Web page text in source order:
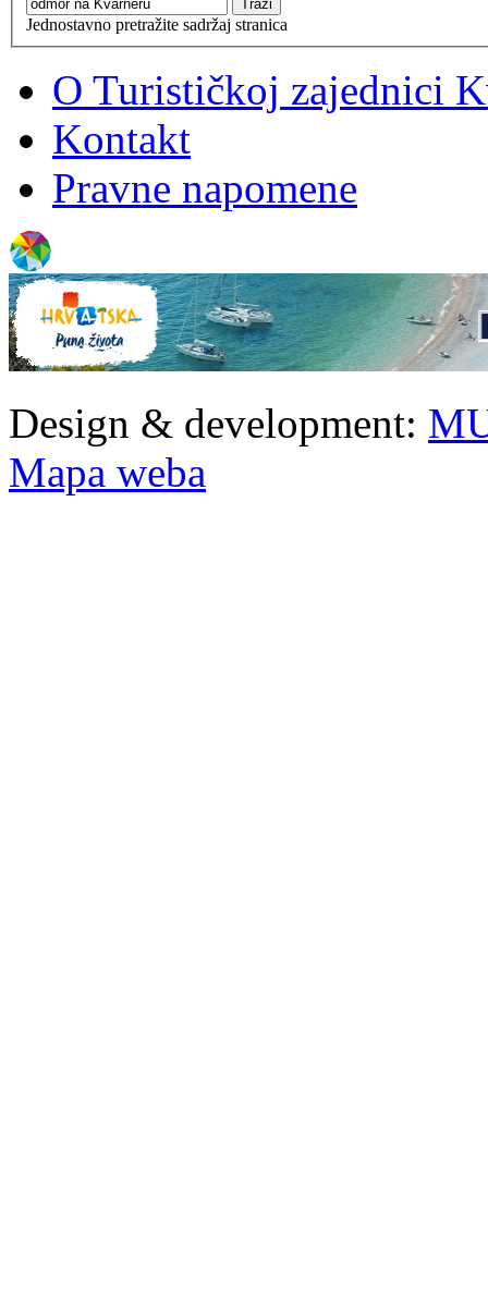
Jednostavno pretražite sadržaj stranica
O Turističkoj zajednici
Kontakt
Pravne napomene
Design & development:
Mapa weba